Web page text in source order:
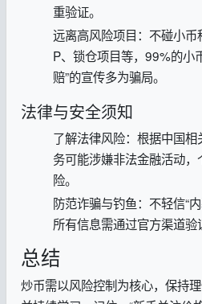
重验证‌。
远离高风险项目‌：不碰小
P、锁仓项目等，99%的小
赔”的宣传多为骗局‌。
法律与安全须知
了解法律风险‌：根据中国
务可能涉嫌非法金融活动
险‌。
防范诈骗与钓鱼‌：不轻信“内
所有信息需通过官方渠道验
总结
炒币需以风险控制为核心，保持